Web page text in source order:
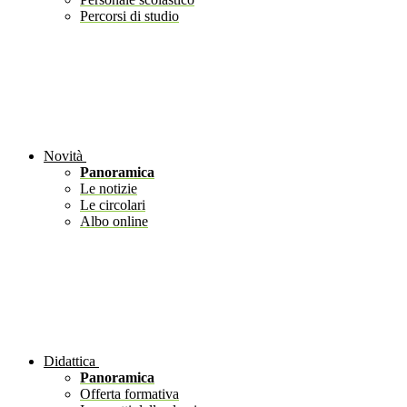
Percorsi di studio
Novità
Panoramica
Le notizie
Le circolari
Albo online
Didattica
Panoramica
Offerta formativa